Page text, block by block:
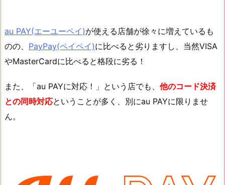
au PAY(エーユーペイ)が使える店舗が徐々に増えているも
のの、 PayPay(ペイペイ)に比べると劣りますし、当然VISA
やMasterCardに比べると格段に劣る！
また、「au PAYに対応！」という店でも、 他のコード決済
との同時対応ということが多く、別にau PAYに限りませ
ん。